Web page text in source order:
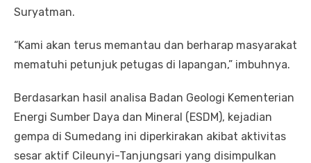
Suryatman.
“Kami akan terus memantau dan berharap masyarakat
mematuhi petunjuk petugas di lapangan,” imbuhnya.
Berdasarkan hasil analisa Badan Geologi Kementerian
Energi Sumber Daya dan Mineral (ESDM), kejadian
gempa di Sumedang ini diperkirakan akibat aktivitas
sesar aktif Cileunyi-Tanjungsari yang disimpulkan